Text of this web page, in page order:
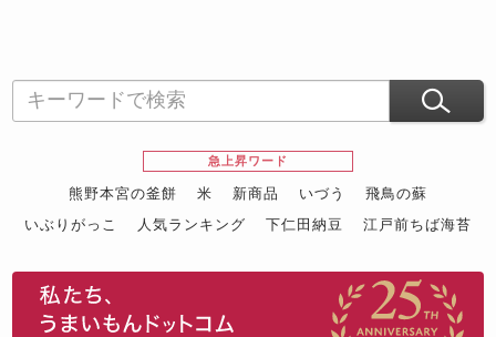
急上昇ワード
熊野本宮の釜餅 米 新商品 いづう
飛鳥の蘇
いぶりがっこ
人気ランキング 下仁田納豆
江戸前ちば海苔